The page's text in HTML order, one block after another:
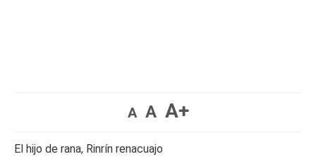
A A A+
El hijo de rana, Rinrín renacuajo